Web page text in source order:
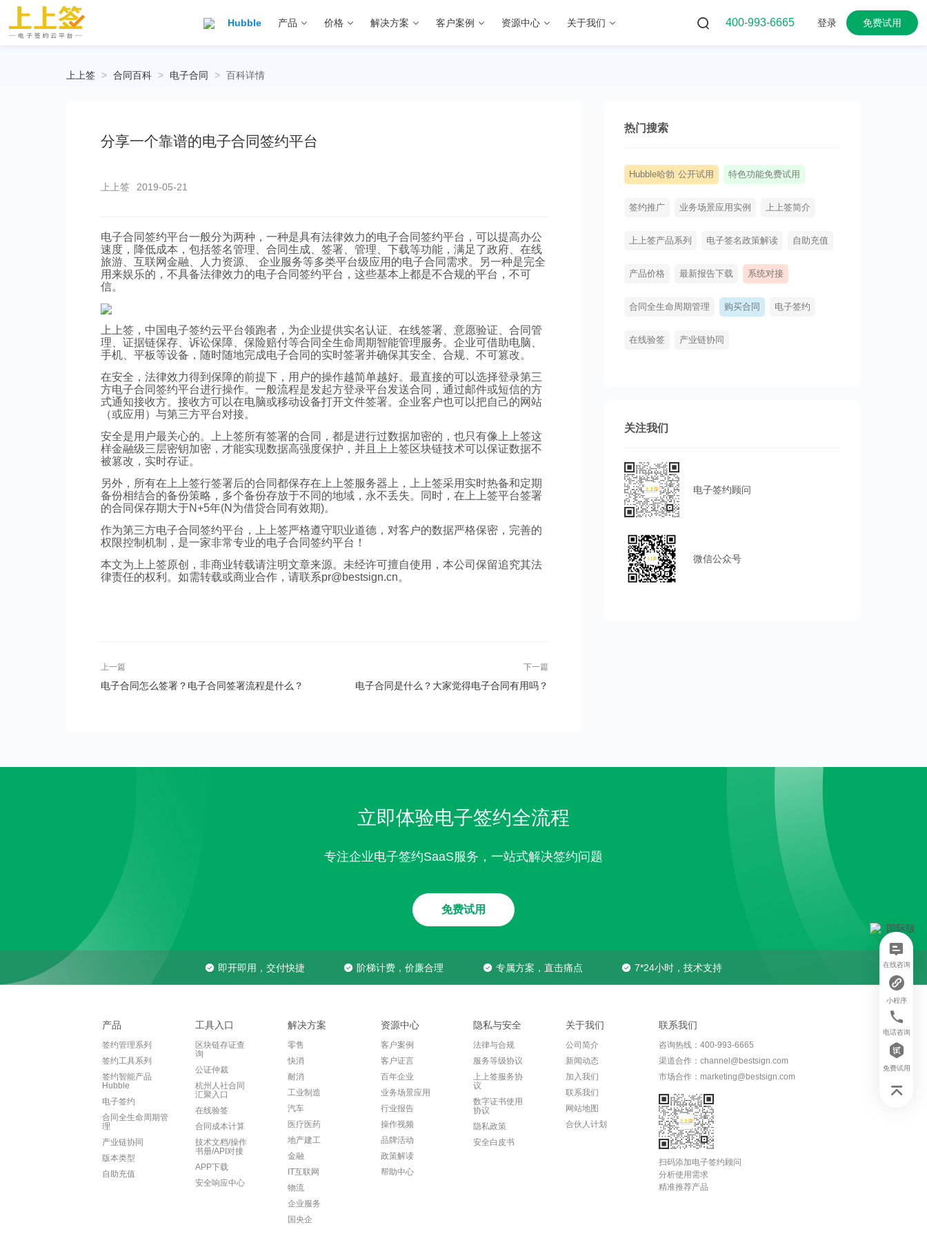
Hubble 产品 价格 解决方案 客户案例 资源中心 关于我们 400-993-6665 登录 免费试用
上上签 > 合同百科 > 电子合同 > 百科详情
分享一个靠谱的电子合同签约平台
上上签 2019-05-21
电子合同签约平台一般分为两种，一种是具有法律效力的电子合同签约平台，可以提高办公
速度，降低成本，包括签名管理、合同生成、签署、管理、下载等功能，满足了政府、在线
旅游、互联网金融、人力资源、 企业服务等多类平台级应用的电子合同需求。另一种是完全
用来娱乐的，不具备法律效力的电子合同签约平台，这些基本上都是不合规的平台，不可
信。
上上签，中国电子签约云平台领跑者，为企业提供实名认证、在线签署、意愿验证、合同管
理、证据链保存、诉讼保障、保险赔付等合同全生命周期智能管理服务。企业可借助电脑、
手机、平板等设备，随时随地完成电子合同的实时签署并确保其安全、合规、不可篡改。
在安全，法律效力得到保障的前提下，用户的操作越简单越好。最直接的可以选择登录第三
方电子合同签约平台进行操作。一般流程是发起方登录平台发送合同，通过邮件或短信的方
式通知接收方。接收方可以在电脑或移动设备打开文件签署。企业客户也可以把自己的网站
（或应用）与第三方平台对接。
安全是用户最关心的。上上签所有签署的合同，都是进行过数据加密的，也只有像上上签这
样金融级三层密钥加密，才能实现数据高强度保护，并且上上签区块链技术可以保证数据不
被篡改，实时存证。
另外，所有在上上签行签署后的合同都保存在上上签服务器上，上上签采用实时热备和定期
备份相结合的备份策略，多个备份存放于不同的地域，永不丢失。同时，在上上签平台签署
的合同保存期大于N+5年(N为借贷合同有效期)。
作为第三方电子合同签约平台，上上签严格遵守职业道德，对客户的数据严格保密，完善的
权限控制机制，是一家非常专业的电子合同签约平台！
本文为上上签原创，非商业转载请注明文章来源。未经许可擅自使用，本公司保留追究其法
律责任的权利。如需转载或商业合作，请联系pr@bestsign.cn。
上一篇
电子合同怎么签署？电子合同签署流程是什么？
下一篇
电子合同是什么？大家觉得电子合同有用吗？
热门搜索
Hubble哈勃 公开试用 特色功能免费试用
签约推广 业务场景应用实例 上上签简介
上上签产品系列 电子签名政策解读 自助充值
产品价格 最新报告下载 系统对接
合同全生命周期管理 购买合同 电子签约
在线验签 产业链协同
关注我们
电子签约顾问
微信公众号
立即体验电子签约全流程
专注企业电子签约SaaS服务，一站式解决签约问题
免费试用
即开即用，交付快捷 阶梯计费，价廉合理 专属方案，直击痛点 7*24小时，技术支持
产品
签约管理系列
签约工具系列
签约智能产品
Hubble
电子签约
合同全生命周期管
理
产业链协同
版本类型
自助充值
工具入口
区块链存证查
询
公证仲裁
杭州人社合同
汇聚入口
在线验签
合同成本计算
技术文档/操作
书册/API对接
APP下载
安全响应中心
解决方案
零售
快消
耐消
工业制造
汽车
医疗医药
地产建工
金融
IT互联网
物流
企业服务
国央企
资源中心
客户案例
客户证言
百年企业
业务场景应用
行业报告
操作视频
品牌活动
政策解读
帮助中心
隐私与安全
法律与合规
服务等级协议
上上签服务协
议
数字证书使用
协议
隐私政策
安全白皮书
关于我们
公司简介
新闻动态
加入我们
联系我们
网站地图
合伙人计划
联系我们
咨询热线：400-993-6665
渠道合作：channel@bestsign.com
市场合作：marketing@bestsign.com
扫码添加电子签约顾问
分析使用需求
精准推荐产品
在线咨询
小程序
电话咨询
免费试用